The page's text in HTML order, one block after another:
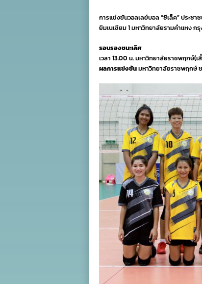
การแข่งขันวอลเลย์บอล “ซีเล็ค” ประช
ยิมเนเซียม 1 มหาวิทยาลัยรามคำแหง ก
รอบรองชนะเลิศ
เวลา 13.00 น. มหาวิทยาลัยราชพฤกษ์
ผลการแข่งขันมหาวิทยาลัยราชพฤกษ์